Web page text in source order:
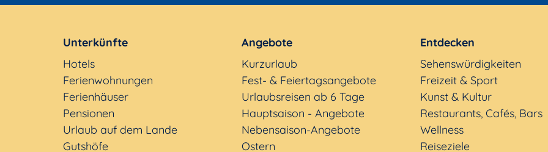
Unterkünfte
Hotels
Ferienwohnungen
Ferienhäuser
Pensionen
Urlaub auf dem Lande
Gutshöfe
Angebote
Kurzurlaub
Fest- & Feiertagsangebote
Urlaubsreisen ab 6 Tage
Hauptsaison - Angebote
Nebensaison-Angebote
Ostern
Entdecken
Sehenswürdigkeiten
Freizeit & Sport
Kunst & Kultur
Restaurants, Cafés, Bars
Wellness
Reiseziele